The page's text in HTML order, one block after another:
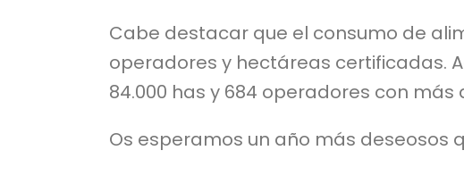
Cabe destacar que el consumo de
operadores y hectáreas certificadas.
84.000 has y 684 operadores con más
Os esperamos un año más deseosos